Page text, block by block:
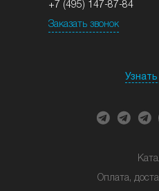
+7 (495) 147-87-84
Заказать звонок
Оплата,